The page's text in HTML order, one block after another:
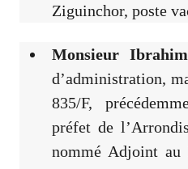
Ziguinchor, poste
Monsieur
d’administration,
835/F,
préfet de
nommé Adjoint au